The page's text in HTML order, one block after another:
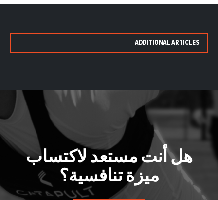
ADDITIONAL ARTICLES
هل أنت مستعد لاكتساب
ميزة تنافسية؟